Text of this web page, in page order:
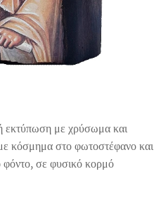
εκτύπωση με χρύσωμα και
κόσμημα στο φωτοστέφανο και
φόντο, σε φυσικό κορμό